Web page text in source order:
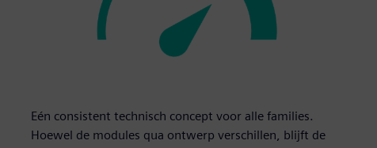
Eén consistent technisch concept voor alle families.
Hoewel de modules qua ontwerp verschillen, blijft de